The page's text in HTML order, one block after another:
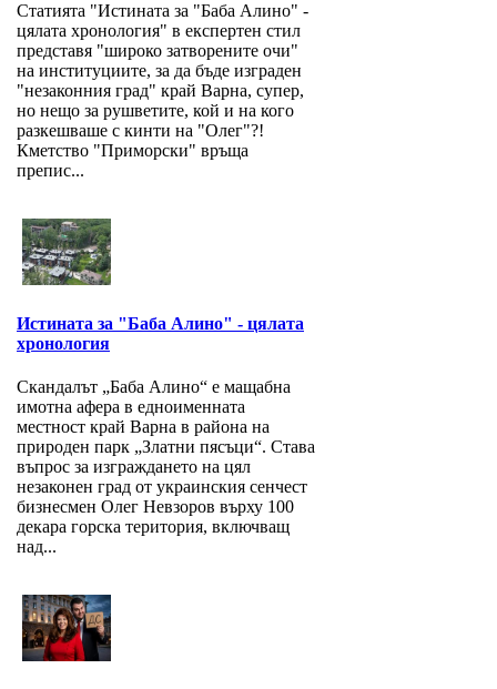
Статията "Истината за "Баба Алино" -
цялата хронология" в експертен стил
представя "широко затворените очи"
на институциите, за да бъде изграден
"незаконния град" край Варна, супер,
но нещо за рушветите, кой и на кого
разкешваше с кинти на "Олег"?!
Кметство "Приморски" връща
препис...
Истината за "Баба Алино" - цялата
хронология
Скандалът „Баба Алино“ е мащабна
имотна афера в едноименната
местност край Варна в района на
природен парк „Златни пясъци“. Става
въпрос за изграждането на цял
незаконен град от украинския сенчест
бизнесмен Олег Невзоров върху 100
декара горска територия, включващ
над...